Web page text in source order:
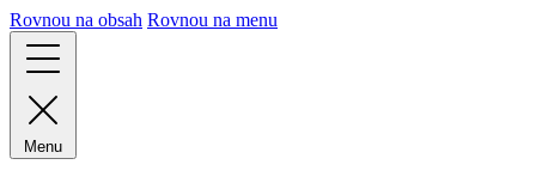
Rovnou na obsah Rovnou na menu
Menu